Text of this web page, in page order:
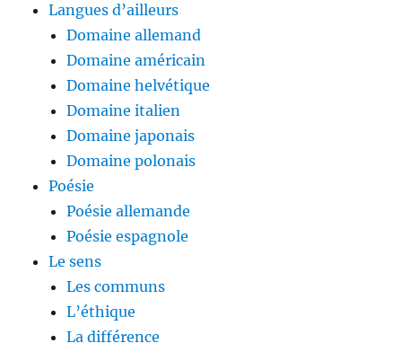
Langues d’ailleurs
Domaine allemand
Domaine américain
Domaine helvétique
Domaine italien
Domaine japonais
Domaine polonais
Poésie
Poésie allemande
Poésie espagnole
Le sens
Les communs
L’éthique
La différence